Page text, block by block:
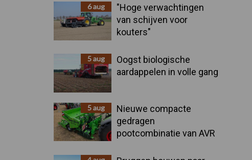
Sidebar6 aug
"Hoge verwachtingen
van schijven voor
kouters"
5 aug
Oogst biologische
aardappelen in volle gang
5 aug
Nieuwe compacte
gedragen
pootcombinatie van AVR